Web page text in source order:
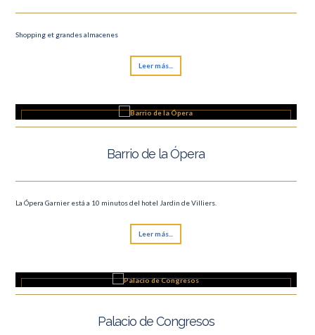
Shopping et grandes almacenes
Leer más...
Barrio de la Ópera
La Ópera Garnier está a 10 minutos del hotel Jardin de Villiers.
Leer más...
Palacio de Congresos